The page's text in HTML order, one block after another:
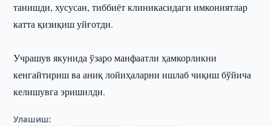
танишди, хусусан, тиббиёт клиникасидаги имкониятлар
катта қизиқиш уйғотди.
Учрашув якунида ўзаро манфаатли ҳамкорликни
кенгайтириш ва аниқ лойиҳаларни ишлаб чиқиш бўйича
келишувга эришилди.
Улашиш: